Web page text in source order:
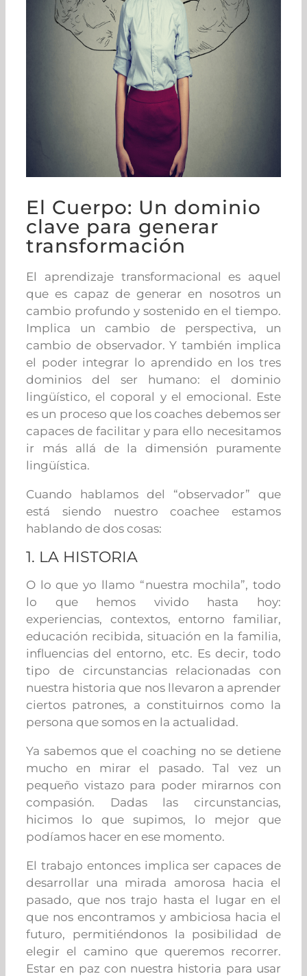
El Cuerpo: Un dominio
clave para generar
transformación
El aprendizaje transformacional es aquel
que es capaz de generar en nosotros un
cambio profundo y sostenido en el tiempo.
Implica un cambio de perspectiva, un
cambio de observador. Y también implica
el poder integrar lo aprendido en los tres
dominios del ser humano: el dominio
lingüístico, el coporal y el emocional. Este
es un proceso que los coaches debemos ser
capaces de facilitar y para ello necesitamos
ir más allá de la dimensión puramente
lingüística.
Cuando hablamos del “observador” que
está siendo nuestro coachee estamos
hablando de dos cosas:
1. LA HISTORIA
O lo que yo llamo “nuestra mochila”, todo
lo que hemos vivido hasta hoy:
experiencias, contextos, entorno familiar,
educación recibida, situación en la familia,
influencias del entorno, etc. Es decir, todo
tipo de circunstancias relacionadas con
nuestra historia que nos llevaron a aprender
ciertos patrones, a constituirnos como la
persona que somos en la actualidad.
Ya sabemos que el coaching no se detiene
mucho en mirar el pasado. Tal vez un
pequeño vistazo para poder mirarnos con
compasión. Dadas las circunstancias,
hicimos lo que supimos, lo mejor que
podíamos hacer en ese momento.
El trabajo entonces implica ser capaces de
desarrollar una mirada amorosa hacia el
pasado, que nos trajo hasta el lugar en el
que nos encontramos y ambiciosa hacia el
futuro, permitiéndonos la posibilidad de
elegir el camino que queremos recorrer.
Estar en paz con nuestra historia para usar